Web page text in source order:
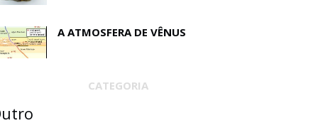
A ATMOSFERA DE VÊNUS
CATEGORIA